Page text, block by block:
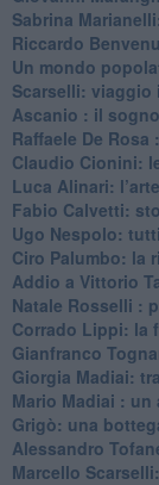
Sabrina
​Riccardo
​Un mondo
​Scarselli: viaggio
​Ascanio : il
Raffaele De
​Claudio Cionini:
Luca Alinari:
​Fabio Calvetti:
Ugo Nespolo:
​Ciro Palumbo: la
​Addio a Vittorio
​Natale Rosselli :
​Corrado Lippi: la
Gianfranco
Giorgia Madiai:
Mario Madiai :
Grigò: una
Alessandro
​Marcello